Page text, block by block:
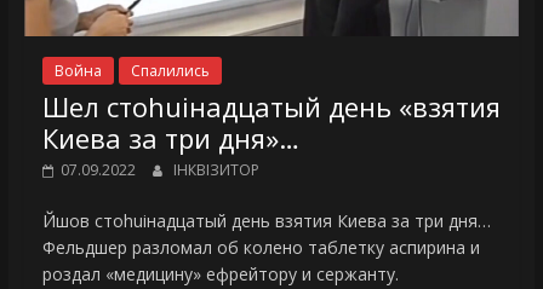
Война Спалились
Шел стоhuiнадцатый день «взятия
Киева за три дня»…
07.09.2022 ІНКВІЗИТОР
Йшов стоhuiнадцатый день взятия Киева за три дня…
Фельдшер разломал об колено таблетку аспирина и
роздал «медицину» ефрейтору и сержанту.